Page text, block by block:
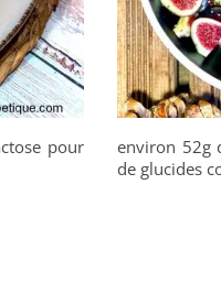
pour
environ 52g
de glucides